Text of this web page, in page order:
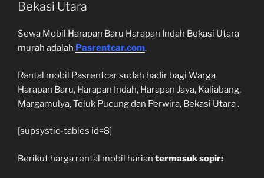
Bekasi Utara
Sewa Mobil Harapan Baru Harapan Indah Bekasi Utara
murah adalah Pasrentcar.com.
Rental mobil Pasrentcar sudah hadir bagi Warga
Harapan Baru, Harapan Indah, Harapan Jaya, Kaliabang,
Margamulya, Teluk Pucung dan Perwira, Bekasi Utara .
[supsystic-tables id=8]
Berikut harga rental mobil harian termasuk sopir: